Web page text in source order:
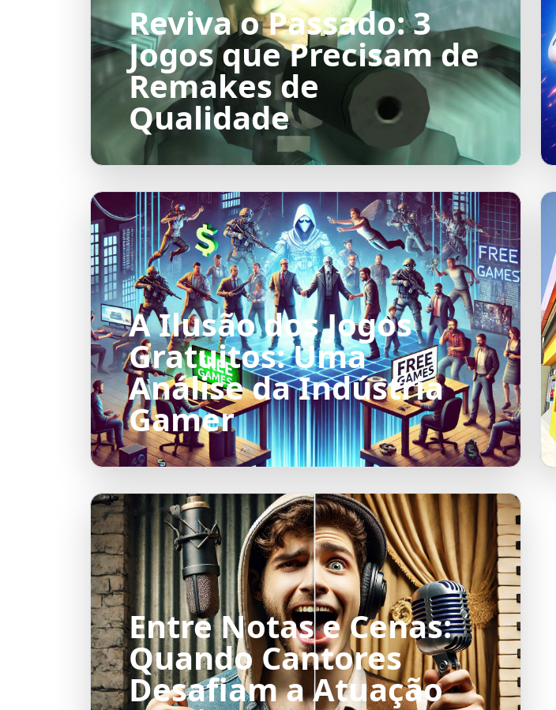
Reviva o Passado: 3
Jogos que Precisam de
Remakes de
Qualidade
A Ilusão dos Jogos
Gratuitos: Uma
Análise da Indústria
Gamer
Entre Notas e Cenas:
Quando Cantores
Desafiam a Atuação